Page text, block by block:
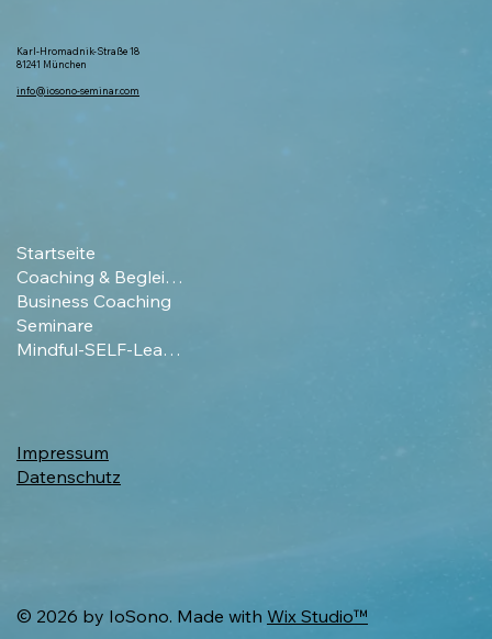
Karl-Hromadnik-Straße 18
81241 München
info@iosono-seminar.com
Startseite
Coaching & Begleitung
Business Coaching
Seminare
Mindful-SELF-Leading
Impressum
Datenschutz
© 2026 by IoSono. Made with Wix Studio™